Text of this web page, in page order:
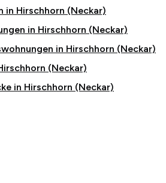
in Hirschhorn (Neckar)
in Hirschhorn (Neckar)
in Hirschhorn (Neckar)
(Neckar)
in Hirschhorn (Neckar)